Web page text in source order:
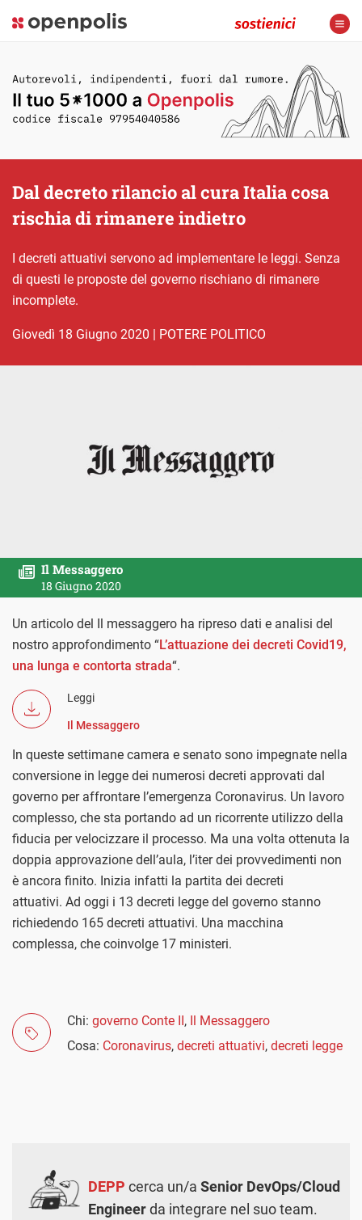
Dal decreto rilancio al cura Italia cosa
rischia di rimanere indietro
I decreti attuativi servono ad implementare le leggi. Senza
di questi le proposte del governo rischiano di rimanere
incomplete.
giovedì 18 Giugno 2020 | POTERE POLITICO
Il Messaggero
18 Giugno 2020
Un articolo del Il messaggero ha ripreso dati e analisi del
nostro approfondimento “L’attuazione dei decreti Covid19,
una lunga e contorta strada“.
Leggi
Il Messaggero
In queste settimane camera e senato sono impegnate nella
conversione in legge dei numerosi decreti approvati dal
governo per affrontare l’emergenza Coronavirus. Un lavoro
complesso, che sta portando ad un ricorrente utilizzo della
fiducia per velocizzare il processo. Ma una volta ottenuta la
doppia approvazione dell’aula, l’iter dei provvedimenti non
è ancora finito. Inizia infatti la partita dei decreti
attuativi. Ad oggi i 13 decreti legge del governo stanno
richiedendo 165 decreti attuativi. Una macchina
complessa, che coinvolge 17 ministeri.
Chi: governo Conte II, Il Messaggero
Cosa: Coronavirus, decreti attuativi, decreti legge
DEPP cerca un/a Senior DevOps/Cloud
Engineerda integrare nel suo team.